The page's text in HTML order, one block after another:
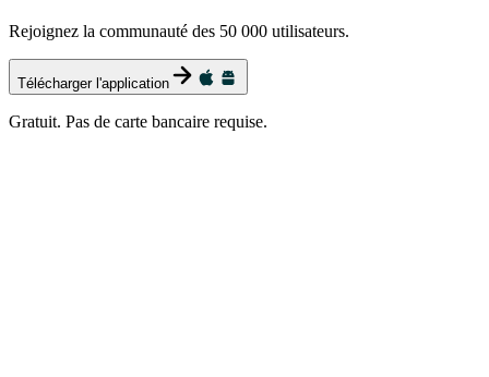
Rejoignez la communauté des 50 000 utilisateurs.
Télécharger l'application
Gratuit. Pas de carte bancaire requise.